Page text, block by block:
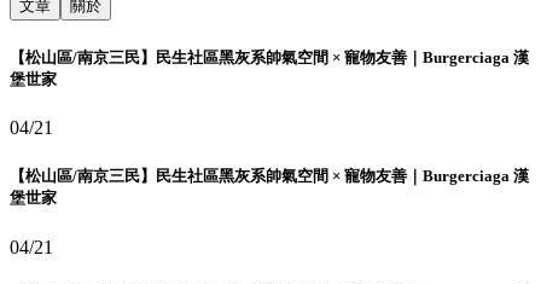
文章 關於
【松山區/南京三民】民生社區黑灰系帥氣空間 × 寵物友善｜Burgerciaga 漢
堡世家
04/21
【松山區/南京三民】民生社區黑灰系帥氣空間 × 寵物友善｜Burgerciaga 漢
堡世家
04/21